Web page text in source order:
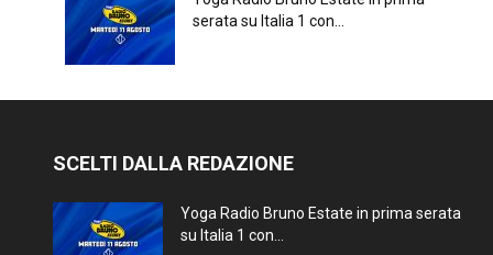
serata su Italia 1 con...
SCELTI DALLA REDAZIONE
Yoga Radio Bruno Estate in prima serata
su Italia 1 con...